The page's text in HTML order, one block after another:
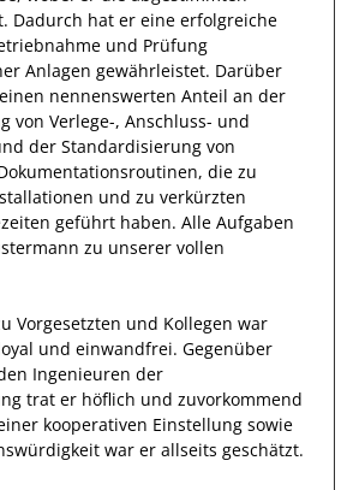
Dadurch hat er eine erfolgreiche
und Prüfung
Anlagen gewährleistet. Darüber
nennenswerten Anteil an der
von Verlege-, Anschluss- und
der Standardisierung von
die zu
und zu verkürzten
geführt haben. Alle Aufgaben
zu unserer vollen
Vorgesetzten und Kollegen war
und einwandfrei. Gegenüber
Ingenieuren der
trat er höflich und zuvorkommend
kooperativen Einstellung sowie
war er allseits geschätzt.